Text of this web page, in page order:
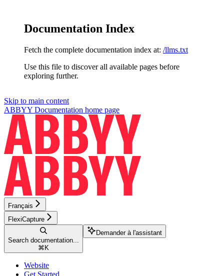
Documentation Index
Fetch the complete documentation index at: /llms.txt
Use this file to discover all available pages before
exploring further.
Skip to main content
ABBYY Documentation home page
Français
FlexiCapture
Search documentation...
⌘ K
Demander à l'assistant
Website
Get Started